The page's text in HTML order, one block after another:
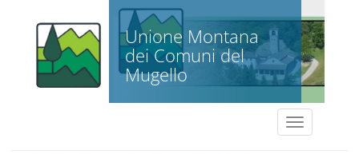
Salta al contenuto principale
Unione Montana
dei Comuni del
Mugello
Toggle
navigation